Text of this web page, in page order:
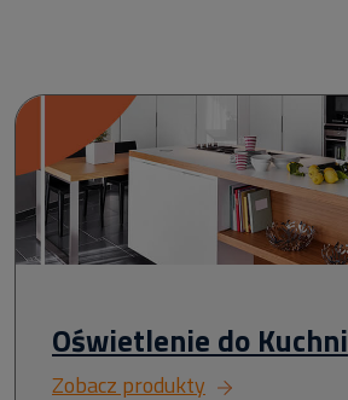
Oświetlenie do Kuchni
Zobacz produkty